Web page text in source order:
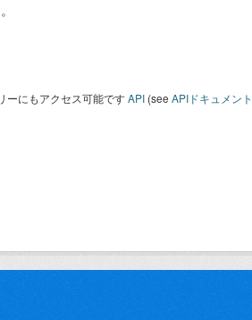
ーにもアクセス可能ですAPI (see APIドキュメント